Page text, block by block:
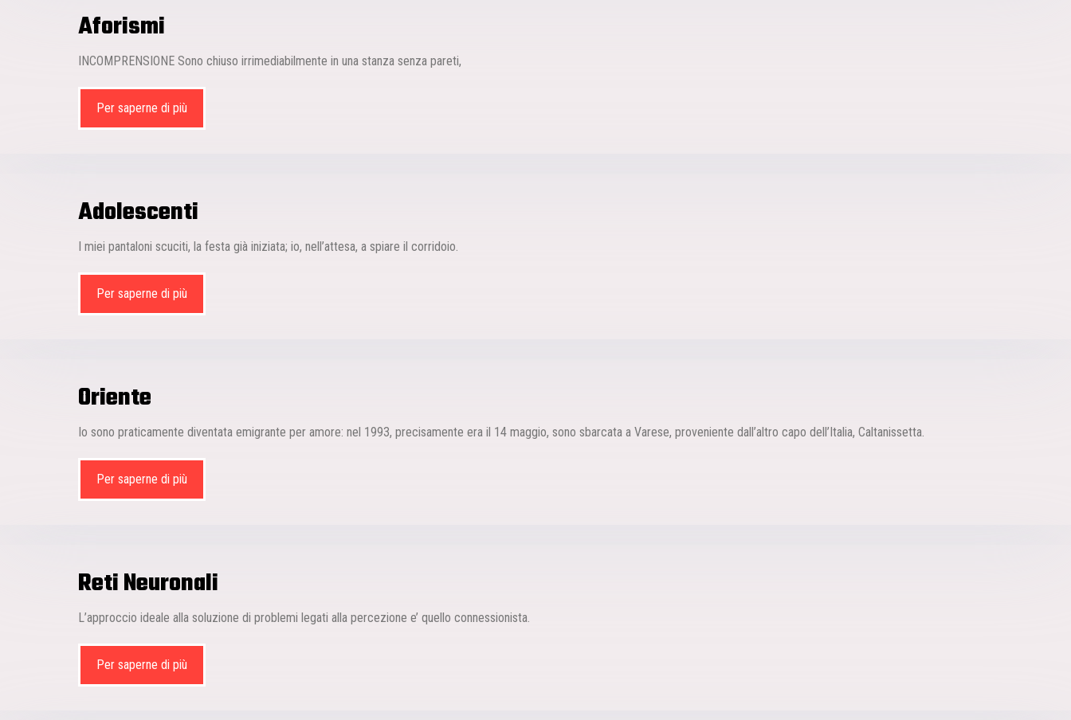
Aforismi
INCOMPRENSIONE Sono chiuso irrimediabilmente in una stanza senza pareti,
Per saperne di più
Adolescenti
I miei pantaloni scuciti, la festa già iniziata; io, nell’attesa, a spiare il corridoio.
Per saperne di più
Oriente
Io sono praticamente diventata emigrante per amore: nel 1993, precisamente era il 14 maggio, sono sbarcata a Varese, proveniente dall’altro capo dell’Italia, Caltanissetta.
Per saperne di più
Reti Neuronali
L’approccio ideale alla soluzione di problemi legati alla percezione e’ quello connessionista.
Per saperne di più